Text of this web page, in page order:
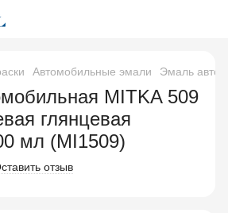
Автомобильные эмали Эмаль
MITKA 509
глянцевая
мл (MI1509)
отзыв